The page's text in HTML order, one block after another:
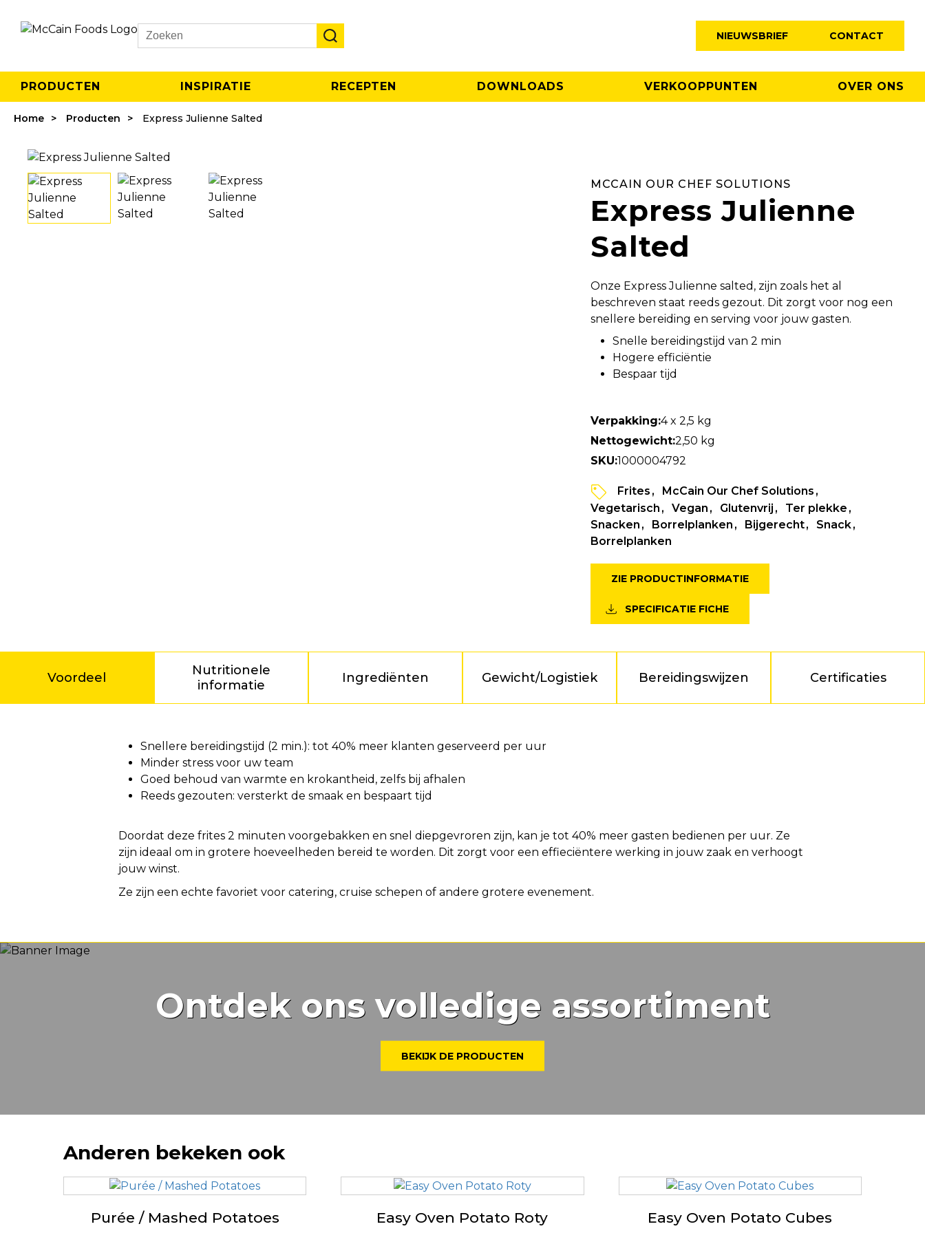
Search
NIEUWSBRIEF CONTACT
PRODUCTEN INSPIRATIE RECEPTEN DOWNLOADS VERKOOPPUNTEN OVER ONS
Home Producten Express Julienne Salted
MCCAIN OUR CHEF SOLUTIONS
Express Julienne
Salted
Onze Express Julienne salted, zijn zoals het al
beschreven staat reeds gezout. Dit zorgt voor nog een
snellere bereiding en serving voor jouw gasten.
Snelle bereidingstijd van 2 min
Hogere efficiëntie
Bespaar tijd
Verpakking:4 x 2,5 kg
Nettogewicht:2,50 kg
SKU:1000004792
Frites
McCain Our Chef Solutions
Vegetarisch
Vegan Glutenvrij
Ter plekke
Snacken
Borrelplanken Bijgerecht
Snack
Borrelplanken
ZIE PRODUCTINFORMATIE
SPECIFICATIE FICHE
Voordeel
Nutritionele
informatie
Ingrediënten Gewicht/Logistiek Bereidingswijzen Certificaties
Snellere bereidingstijd (2 min.): tot 40% meer klanten geserveerd per uur
Minder stress voor uw team
Goed behoud van warmte en krokantheid, zelfs bij afhalen
Reeds gezouten: versterkt de smaak en bespaart tijd
Doordat deze frites 2 minuten voorgebakken en snel diepgevroren zijn, kan je tot 40% meer gasten bedienen per uur. Ze
zijn ideaal om in grotere hoeveelheden bereid te worden. Dit zorgt voor een effieciëntere werking in jouw zaak en verhoogt
jouw winst.
Ze zijn een echte favoriet voor catering, cruise schepen of andere grotere evenement.
Ontdek ons volledige assortiment
BEKIJK DE PRODUCTEN
Anderen bekeken ook
Purée / Mashed Potatoes Easy Oven Potato Roty Easy Oven Potato Cubes